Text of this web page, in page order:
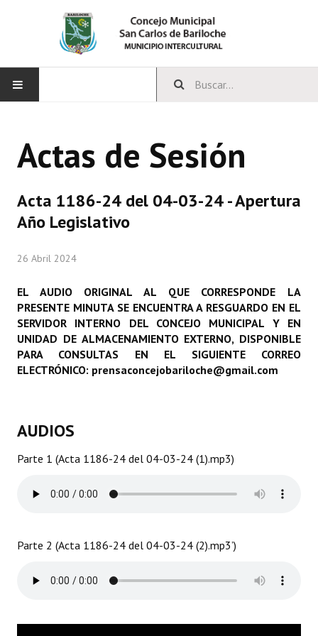
CONCEJO
Integrantes del Concejo
Concejales Mandato Cumplido
Programas
LEGISLACIÓN
Constitución Provincial
Carta Orgánica 2007
Organigrama
DOCUMENTOS
Actas de Sesión
Acta 1186-24 del 04-03-24 - Apertura
Año Legislativo
26 Abril 2024
EL AUDIO ORIGINAL AL QUE CORRESPONDE LA
PRESENTE MINUTA SE ENCUENTRA A RESGUARDO EN EL
SERVIDOR INTERNO DEL CONCEJO MUNICIPAL Y EN
UNIDAD DE ALMACENAMIENTO EXTERNO, DISPONIBLE
PARA CONSULTAS EN EL SIGUIENTE CORREO
ELECTRÓNICO: prensaconcejobariloche@gmail.com
AUDIOS
Parte 1 (Acta 1186-24 del 04-03-24 (1).mp3)
Parte 2 (Acta 1186-24 del 04-03-24 (2).mp3’)